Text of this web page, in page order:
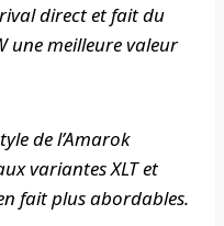
direct et fait du
une meilleure valeur
de l’Amarok
variantes XLT et
fait plus abordables.